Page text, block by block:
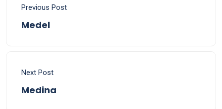
Previous Post
Medel
Next Post
Medina